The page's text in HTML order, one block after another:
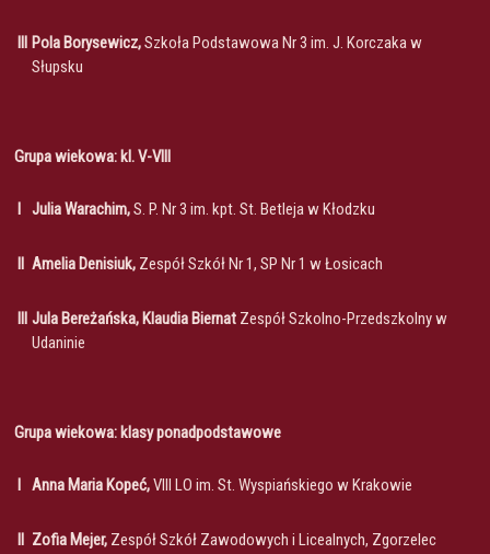
III Pola Borysewicz,Szkoła Podstawowa Nr 3 im. J. Korczaka w
Słupsku
Grupa wiekowa: kl. V-VIII
I Julia Warachim,S. P. Nr 3 im. kpt. St. Betleja w Kłodzku
II Amelia Denisiuk, Zespół Szkół Nr 1, SP Nr 1 w Łosicach
III Jula Bereżańska, Klaudia Biernat Zespół Szkolno-Przedszkolny w
Udaninie
Grupa wiekowa: klasy ponadpodstawowe
I Anna Maria Kopeć,VIII LO im. St. Wyspiańskiego w Krakowie
II Zofia Mejer, Zespół Szkół Zawodowych i Licealnych, Zgorzelec